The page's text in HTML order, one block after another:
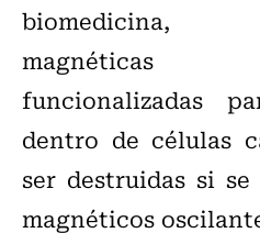
biomedicina,
magnéticas
funcionalizadas
dentro de células
ser destruidas si
magnéticos